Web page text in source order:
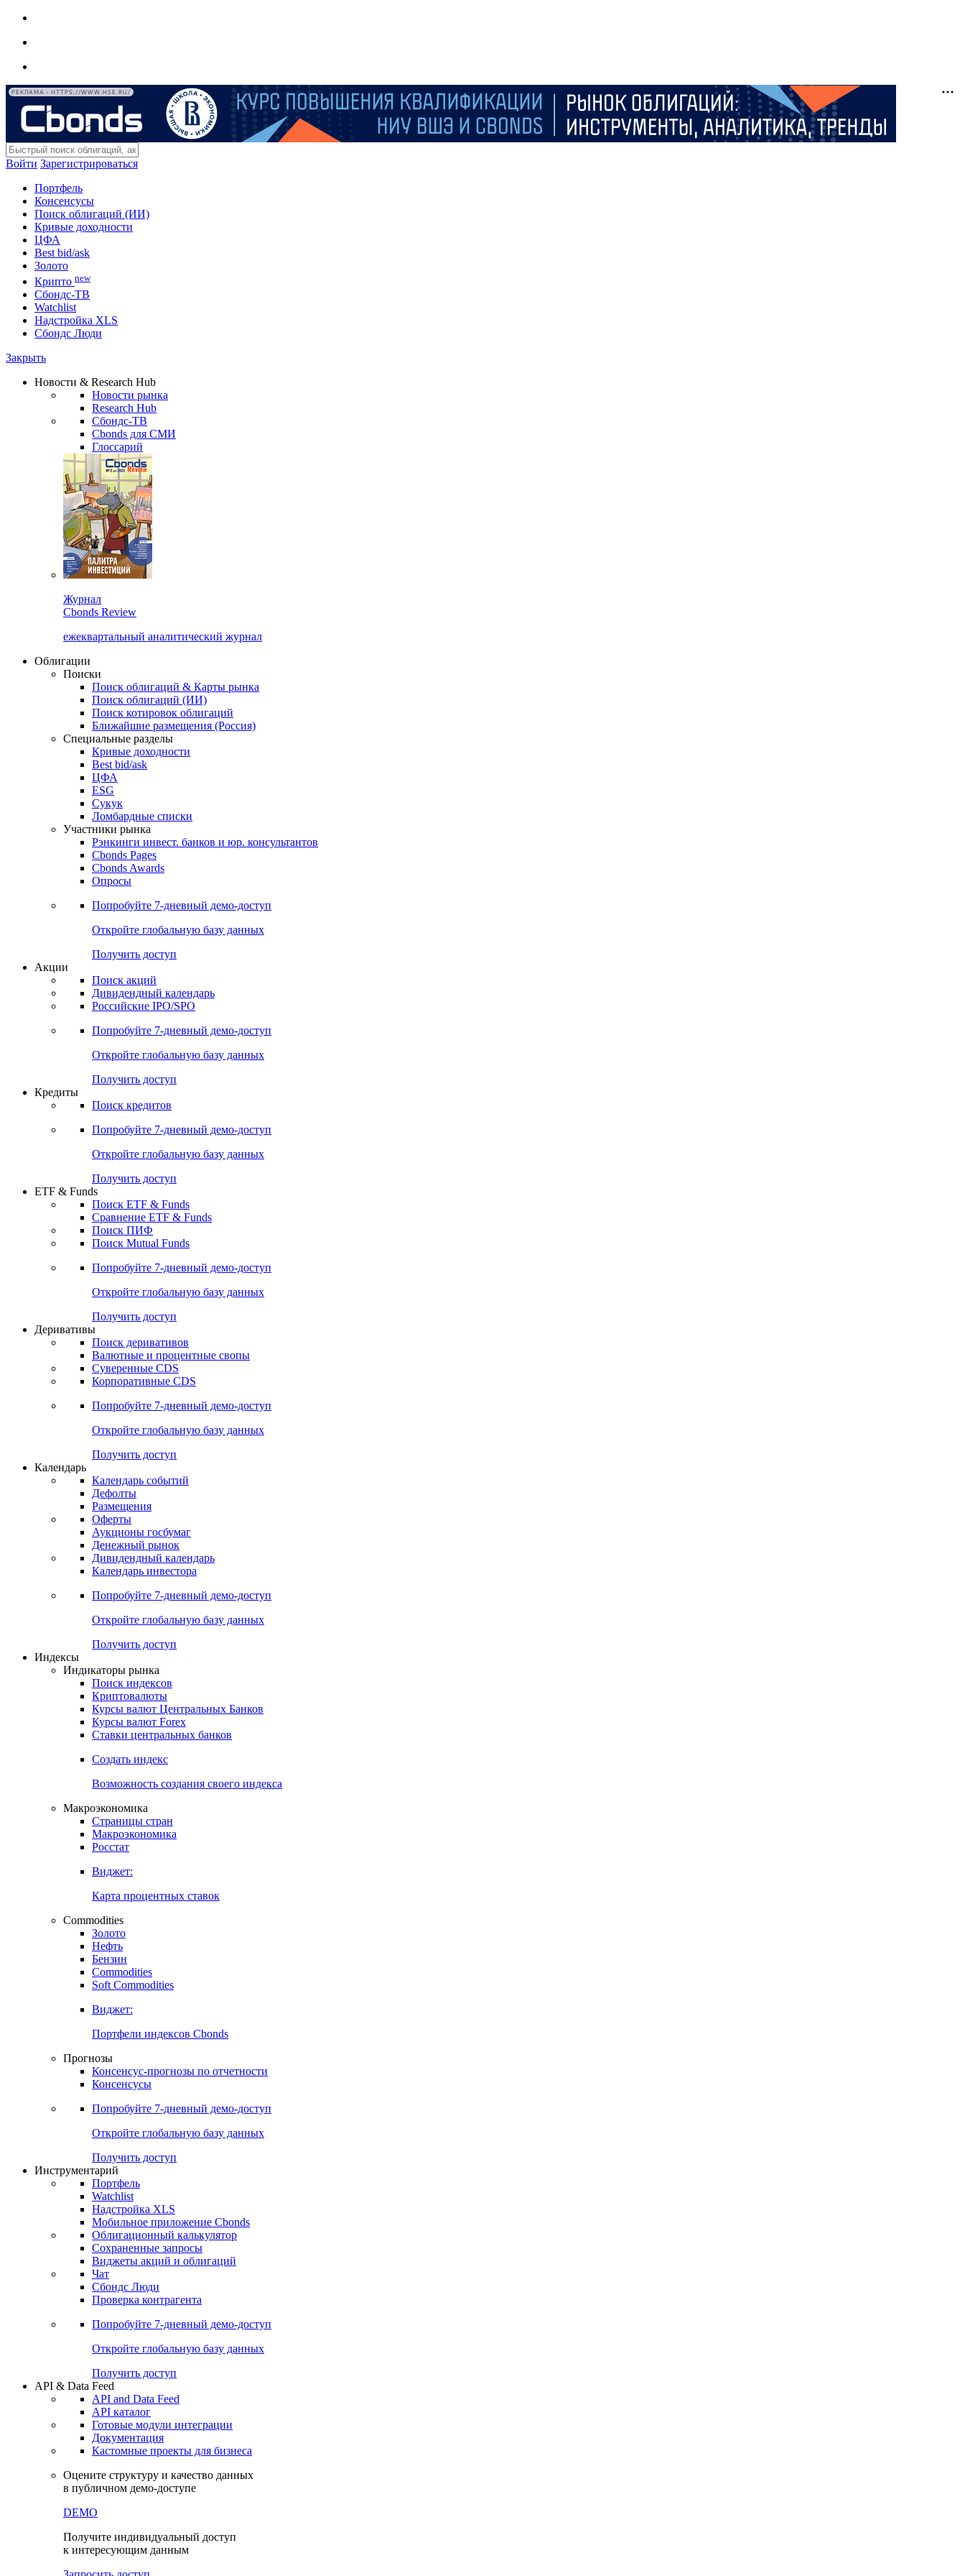
РЕКЛАМА • HTTPS://WWW.HSE.RU/
Войти Зарегистрироваться
Портфель
Консенсусы
Поиск облигаций (ИИ)
Кривые доходности
ЦФА
Best bid/ask
Золото
Крипто new
Сбондс-ТВ
Watchlist
Надстройка XLS
Сбондс Люди
Закрыть
Новости & Research Hub
Новости рынка
Research Hub
Сбондс-ТВ
Cbonds для СМИ
Глоссарий
Журнал
Cbonds Review
ежеквартальный аналитический журнал
Облигации
Поиски
Поиск облигаций & Карты рынка
Поиск облигаций (ИИ)
Поиск котировок облигаций
Ближайшие размещения (Россия)
Специальные разделы
Кривые доходности
Best bid/ask
ЦФА
ESG
Сукук
Ломбардные списки
Участники рынка
Рэнкинги инвест. банков и юр. консультантов
Cbonds Pages
Cbonds Awards
Опросы
Попробуйте 7-дневный демо-доступ
Откройте глобальную базу данных
Получить доступ
Акции
Поиск акций
Дивидендный календарь
Российские IPO/SPO
Попробуйте 7-дневный демо-доступ
Откройте глобальную базу данных
Получить доступ
Кредиты
Поиск кредитов
Попробуйте 7-дневный демо-доступ
Откройте глобальную базу данных
Получить доступ
ETF & Funds
Поиск ETF & Funds
Сравнение ETF & Funds
Поиск ПИФ
Поиск Mutual Funds
Попробуйте 7-дневный демо-доступ
Откройте глобальную базу данных
Получить доступ
Деривативы
Поиск деривативов
Валютные и процентные свопы
Суверенные CDS
Корпоративные CDS
Попробуйте 7-дневный демо-доступ
Откройте глобальную базу данных
Получить доступ
Календарь
Календарь событий
Дефолты
Размещения
Оферты
Аукционы госбумаг
Денежный рынок
Дивидендный календарь
Календарь инвестора
Попробуйте 7-дневный демо-доступ
Откройте глобальную базу данных
Получить доступ
Индексы
Индикаторы рынка
Поиск индексов
Криптовалюты
Курсы валют Центральных Банков
Курсы валют Forex
Ставки центральных банков
Создать индекс
Возможность создания своего индекса
Макроэкономика
Страницы стран
Макроэкономика
Росстат
Виджет:
Карта процентных ставок
Commodities
Золото
Нефть
Бензин
Commodities
Soft Commodities
Виджет:
Портфели индексов Cbonds
Прогнозы
Консенсус-прогнозы по отчетности
Консенсусы
Попробуйте 7-дневный демо-доступ
Откройте глобальную базу данных
Получить доступ
Инструментарий
Портфель
Watchlist
Надстройка XLS
Мобильное приложение Cbonds
Облигационный калькулятор
Сохраненные запросы
Виджеты акций и облигаций
Чат
Сбондс Люди
Проверка контрагента
Попробуйте 7-дневный демо-доступ
Откройте глобальную базу данных
Получить доступ
API & Data Feed
API and Data Feed
API каталог
Готовые модули интеграции
Документация
Кастомные проекты для бизнеса
Оцените структуру и качество данных
в публичном демо-доступе
DEMO
Получите индивидуальный доступ
к интересующим данным